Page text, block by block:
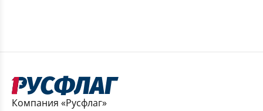
Компания «Русфлаг»